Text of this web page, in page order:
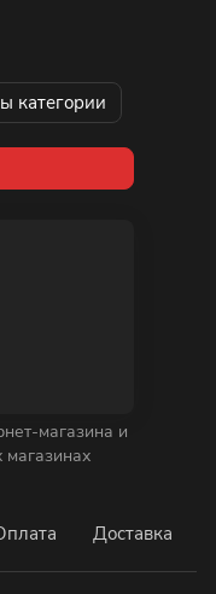
категории
магазина и
магазинах
Доставка